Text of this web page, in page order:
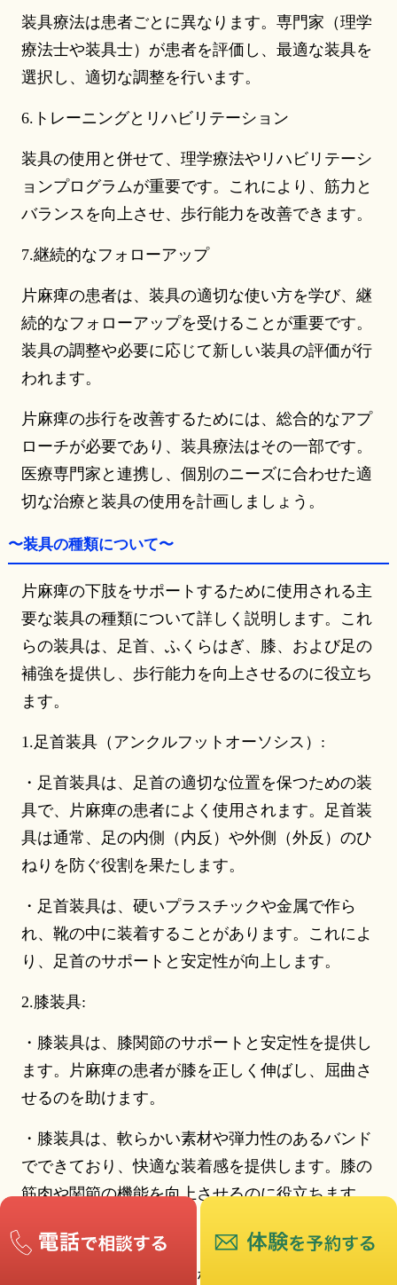
装具療法は患者ごとに異なります。専門家（理学
療法士や装具士）が患者を評価し、最適な装具を
選択し、適切な調整を行います。
6.トレーニングとリハビリテーション
装具の使用と併せて、理学療法やリハビリテーシ
ョンプログラムが重要です。これにより、筋力と
バランスを向上させ、歩行能力を改善できます。
7.継続的なフォローアップ
片麻痺の患者は、装具の適切な使い方を学び、継
続的なフォローアップを受けることが重要です。
装具の調整や必要に応じて新しい装具の評価が行
われます。
片麻痺の歩行を改善するためには、総合的なアプ
ローチが必要であり、装具療法はその一部です。
医療専門家と連携し、個別のニーズに合わせた適
切な治療と装具の使用を計画しましょう。
〜装具の種類について〜
片麻痺の下肢をサポートするために使用される主
要な装具の種類について詳しく説明します。これ
らの装具は、足首、ふくらはぎ、膝、および足の
補強を提供し、歩行能力を向上させるのに役立ち
ます。
1.足首装具（アンクルフットオーソシス）:
・足首装具は、足首の適切な位置を保つための装
具で、片麻痺の患者によく使用されます。足首装
具は通常、足の内側（内反）や外側（外反）のひ
ねりを防ぐ役割を果たします。
・足首装具は、硬いプラスチックや金属で作ら
れ、靴の中に装着することがあります。これによ
り、足首のサポートと安定性が向上します。
2.膝装具:
・膝装具は、膝関節のサポートと安定性を提供し
ます。片麻痺の患者が膝を正しく伸ばし、屈曲さ
せるのを助けます。
・膝装具は、軟らかい素材や弾力性のあるバンド
でできており、快適な装着感を提供します。膝の
筋肉や関節の機能を向上させるのに役立ちます。
3.整形用靴:
・整形用靴は、足の不正な姿勢を補正し、歩行時